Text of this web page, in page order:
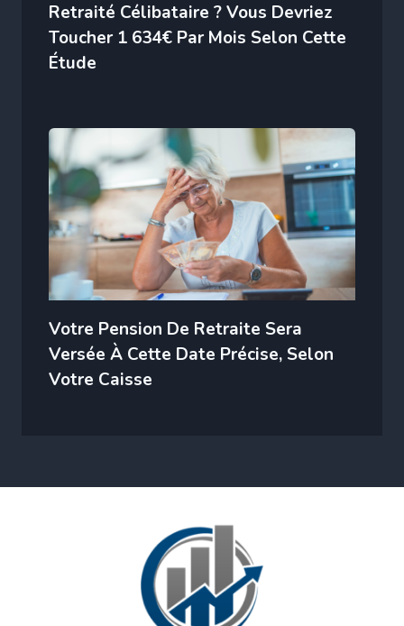
Retraité Célibataire ? Vous Devriez
Toucher 1 634€ Par Mois Selon Cette
Étude
Votre Pension De Retraite Sera
Versée À Cette Date Précise, Selon
Votre Caisse